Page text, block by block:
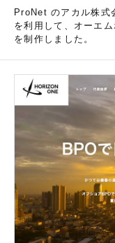
ProNet のアカル株式
を利用して、オーエ
を制作しました。